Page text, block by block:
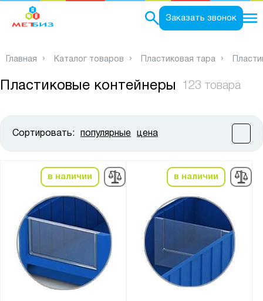
Заказать звонок
Главная Каталог товаров Пластиковая тара
Пластиковые контейнеры 123 товара
Сортировать: популярные цена
в наличии в наличии
Высота, мм:
от до
Ширина, мм:
от до